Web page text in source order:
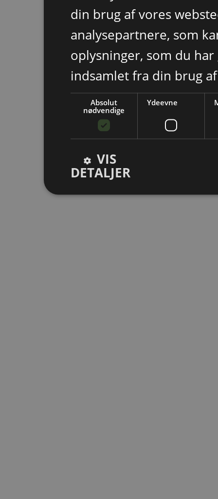
din brug af vores
analysepartnere, som
oplysninger, som du
indsamlet fra din brug
Absolut
nødvendige
Ydeevne
VIS
DETALJER